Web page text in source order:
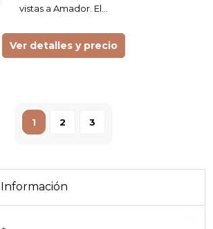
vistas a Amador. El…
Ver detalles y precio
1 2 3